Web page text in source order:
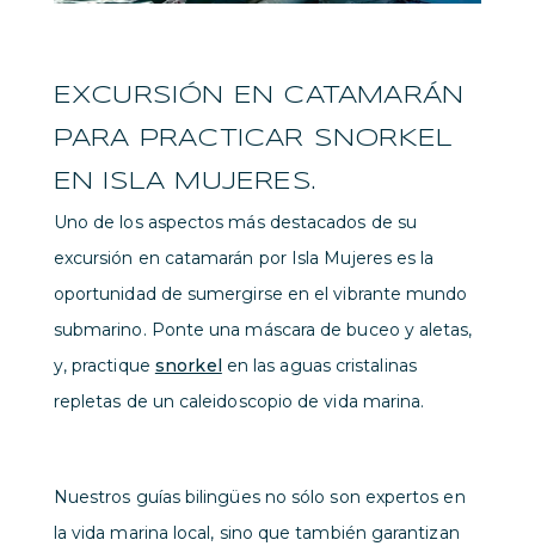
EXCURSIÓN EN CATAMARÁN
PARA PRACTICAR SNORKEL
EN ISLA MUJERES.
Uno de los aspectos más destacados de su
excursión en catamarán por Isla Mujeres es la
oportunidad de sumergirse en el vibrante mundo
submarino. Ponte una máscara de buceo y aletas,
y, practique snorkel en las aguas cristalinas
repletas de un caleidoscopio de vida marina.
Nuestros guías bilingües no sólo son expertos en
la vida marina local, sino que también garantizan